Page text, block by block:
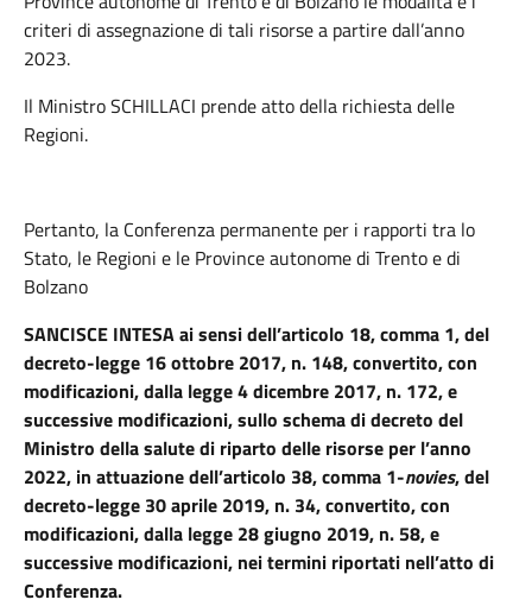
criteri di assegnazione di tali risorse a partire dall’anno
2023.
Il Ministro SCHILLACI prende atto della richiesta delle
Regioni.
Pertanto, la Conferenza permanente per i rapporti tra lo
Stato, le Regioni e le Province autonome di Trento e di
Bolzano
SANCISCE INTESAai sensi dell’articolo 18, comma 1, del
decreto-legge 16 ottobre 2017, n. 148, convertito, con
modificazioni, dalla legge 4 dicembre 2017, n. 172, e
successive modificazioni, sullo schema di decreto del
Ministro della salute di riparto delle risorse per l’anno
2022, in attuazione dell’articolo 38, comma 1-novies, del
decreto-legge 30 aprile 2019, n. 34, convertito, con
modificazioni, dalla legge 28 giugno 2019, n. 58, e
successive modificazioni, nei termini riportati nell’atto di
Conferenza.